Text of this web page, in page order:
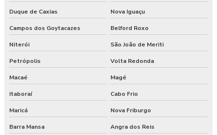
Clinica exame admissional em pinhão
Clinica exame admissional em turvo
Clínica para fazer exame aso
Clínica de medicina do trabalho
Consultoria empresarial paraná
Consultoria higiene ocupacional
Duque de Caxias Nova Iguaçu
Campos dos Goytacazes Belford Roxo
Niterói São João de Meriti
Petrópolis Volta Redonda
Macaé Magé
Itaboraí Cabo Frio
Maricá Nova Friburgo
Barra Mansa Angra dos Reis